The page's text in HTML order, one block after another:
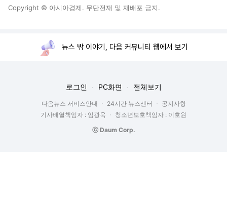
Copyright © 아시아경제. 무단전재 및 재배포 금지.
뉴스 밖 이야기, 다음 커뮤니티 웹에서 보기
로그인 PC화면 전체보기
다음뉴스 서비스안내 24시간 뉴스센터
공지사항
기사배열책임자 : 임광욱
청소년보호책임자 : 이호원
ⓒ Daum Corp.